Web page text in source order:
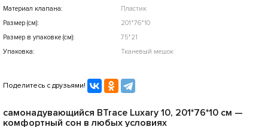
Материал клапана:
Пластик
Размер (см):
201*76*10
Размер в упаковке (см):
75*21
Упаковка:
Тканевый мешок
Поделитесь с друзьями!
самонадувающийся BTrace Luxary 10, 201*76*10 см —
комфортный сон в любых условиях